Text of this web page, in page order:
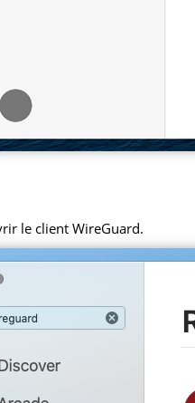
le client WireGuard.